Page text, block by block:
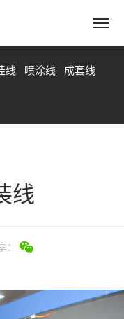
线 喷涂线
成套线
线
：